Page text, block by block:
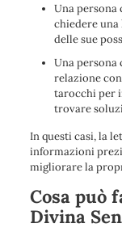
Una persona
chiedere
delle sue
Una
relazione
tarocchi per
trovare
In questi casi, la
informazioni
migliorare la
Cosa può
Divina